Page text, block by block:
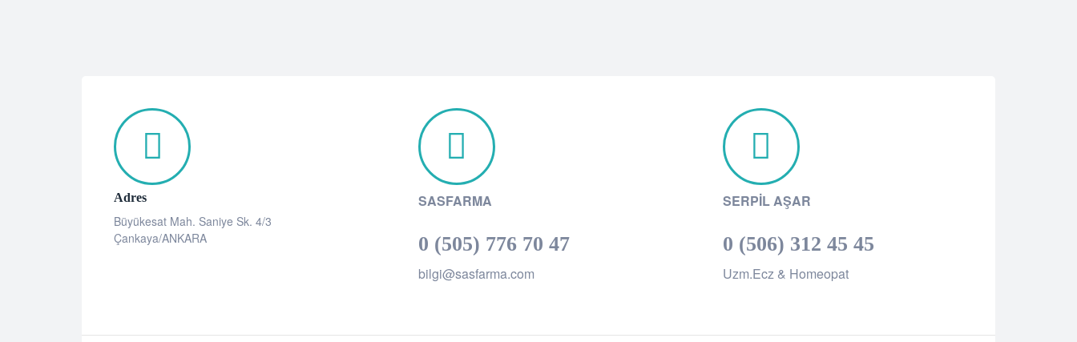
Adres
Büyükesat Mah. Saniye Sk. 4/3
Çankaya/ANKARA
SASFARMA
0 (505) 776 70 47
bilgi@sasfarma.com
SERPIL AŞAR
0 (506) 312 45 45
Uzm.Ecz & Homeopat